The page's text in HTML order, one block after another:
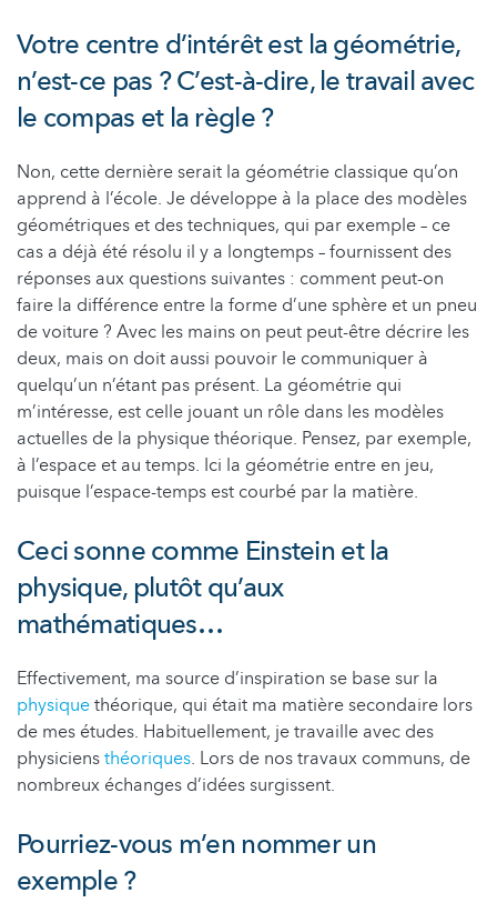
Votre centre d’intérêt est la géométrie,
n’est-ce pas ? C’est-à-dire, le travail avec
le compas et la règle ?
Non, cette dernière serait la géométrie classique qu’on
apprend à l’école. Je développe à la place des modèles
géométriques et des techniques, qui par exemple – ce
cas a déjà été résolu il y a longtemps – fournissent des
réponses aux questions suivantes : comment peut-on
faire la différence entre la forme d’une sphère et un pneu
de voiture ? Avec les mains on peut peut-être décrire les
deux, mais on doit aussi pouvoir le communiquer à
quelqu’un n’étant pas présent. La géométrie qui
m’intéresse, est celle jouant un rôle dans les modèles
actuelles de la physique théorique. Pensez, par exemple,
à l’espace et au temps. Ici la géométrie entre en jeu,
puisque l’espace-temps est courbé par la matière.
Ceci sonne comme Einstein et la
physique, plutôt qu’aux
mathématiques…
Effectivement, ma source d’inspiration se base sur la
physiquethéorique, qui était ma matière secondaire lors
de mes études. Habituellement, je travaille avec des
physiciensthéoriques. Lors de nos travaux communs, de
nombreux échanges d’idées surgissent.
Pourriez-vous m’en nommer un
exemple ?